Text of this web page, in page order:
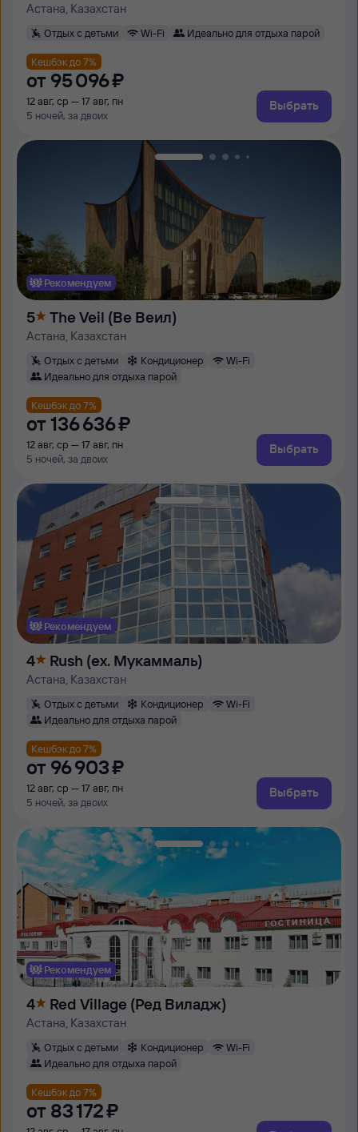
Астана, Казахстан
Отдых с детьми Wi-Fi Идеально для отдыха парой
Кешбэк до 7%
от 95 ⁠096 ⁠₽
12 авг, ср — 17 авг, пн
5 ночей, за двоих
Выбрать
Рекомендуем
5 The Veil (Ве Веил)
Астана, Казахстан
Отдых с детьми Кондиционер
Wi-Fi
Идеально для отдыха парой
Кешбэк до 7%
от 136 ⁠636 ⁠₽
12 авг, ср — 17 авг, пн
5 ночей, за двоих
Выбрать
Рекомендуем
4 Rush (ex. Мукаммаль)
Астана, Казахстан
Отдых с детьми Кондиционер
Wi-Fi
Идеально для отдыха парой
Кешбэк до 7%
от 96 ⁠903 ⁠₽
12 авг, ср — 17 авг, пн
5 ночей, за двоих
Выбрать
Рекомендуем
4 Red Village (Ред Виладж)
Астана, Казахстан
Отдых с детьми Кондиционер
Wi-Fi
Идеально для отдыха парой
Кешбэк до 7%
от 83 ⁠172 ⁠₽